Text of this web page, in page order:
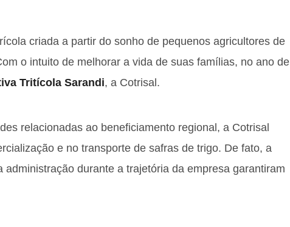
criada a partir do sonho de pequenos agricultores de
o intuito de melhorar a vida de suas famílias, no ano de
Tritícola Sarandi, a Cotrisal.
relacionadas ao beneficiamento regional, a Cotrisal
e no transporte de safras de trigo. De fato, a
administração durante a trajetória da empresa garantiram